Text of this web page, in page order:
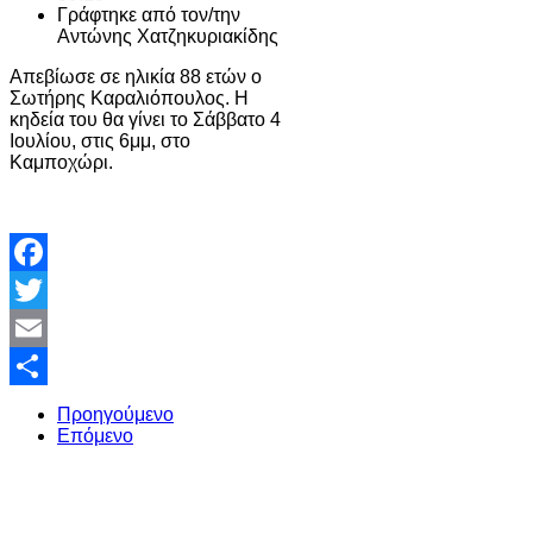
Γράφτηκε από τον/την
Αντώνης Χατζηκυριακίδης
Απεβίωσε σε ηλικία 88 ετών ο
Σωτήρης Καραλιόπουλος. Η
κηδεία του θα γίνει το Σάββατο 4
Ιουλίου, στις 6μμ, στο
Καμποχώρι.
Facebook
Twitter
Email
Share
Προηγούμενο
Επόμενο